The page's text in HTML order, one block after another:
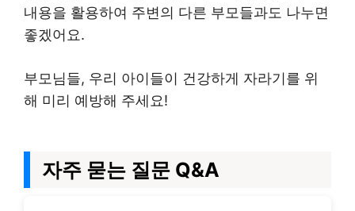
내용을 활용하여 주변의 다른 부모들과도 나누면
좋겠어요.
부모님들, 우리 아이들이 건강하게 자라기를 위
해 미리 예방해 주세요!
자주 묻는 질문 Q&A